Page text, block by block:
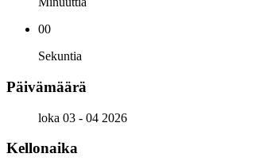
00
Sekuntia
Päivämäärä
loka 03 - 04 2026
Kellonaika